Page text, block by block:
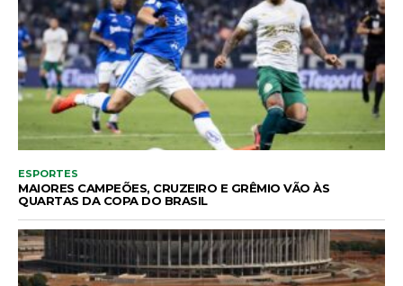
ESPORTES
MAIORES CAMPEÕES, CRUZEIRO E GRÊMIO VÃO ÀS
QUARTAS DA COPA DO BRASIL